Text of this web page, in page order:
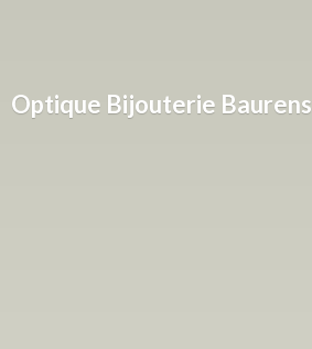
Optique Bijouterie Baurens